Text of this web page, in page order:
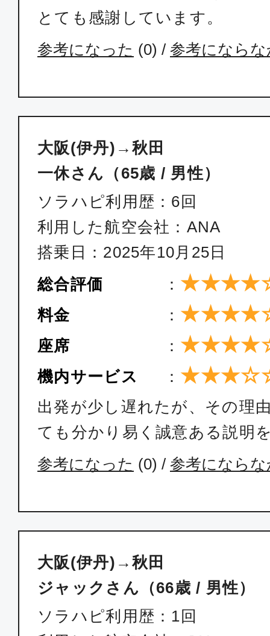
とても感謝しています。
参考になった (0) / 参考になら
大阪(伊丹)→秋田
一休さん（65歳 / 男性）
ソラハピ利用歴：6回
利用した航空会社：ANA
搭乗日：2025年10月25日
総合評価
：
料金 ：
座席 ：
機内サービス ：
出発が少し遅れたが、その理
ても分かり易く誠意ある説明
参考になった (0) / 参考になら
大阪(伊丹)→秋田
ジャックさん（66歳 / 男性）
ソラハピ利用歴：1回